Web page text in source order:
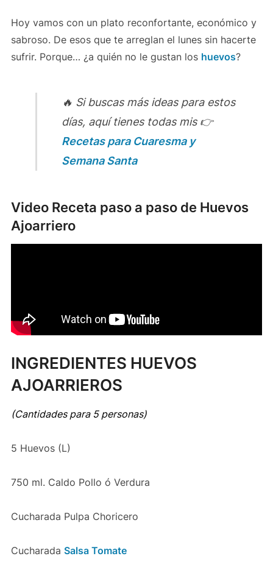
Hoy vamos con un plato reconfortante, económico y
sabroso. De esos que te arreglan el lunes sin hacerte
sufrir. Porque… ¿a quién no le gustan los huevos?
🔥 Si buscas más ideas para estos
días, aquí tienes todas mis 👉
Recetas para Cuaresma y
Semana Santa
Video Receta paso a paso de Huevos
Ajoarriero
INGREDIENTES HUEVOS
AJOARRIEROS
(Cantidades para 5 personas)
5 Huevos (L)
750 ml. Caldo Pollo ó Verdura
Cucharada Pulpa Choricero
Cucharada Salsa Tomate